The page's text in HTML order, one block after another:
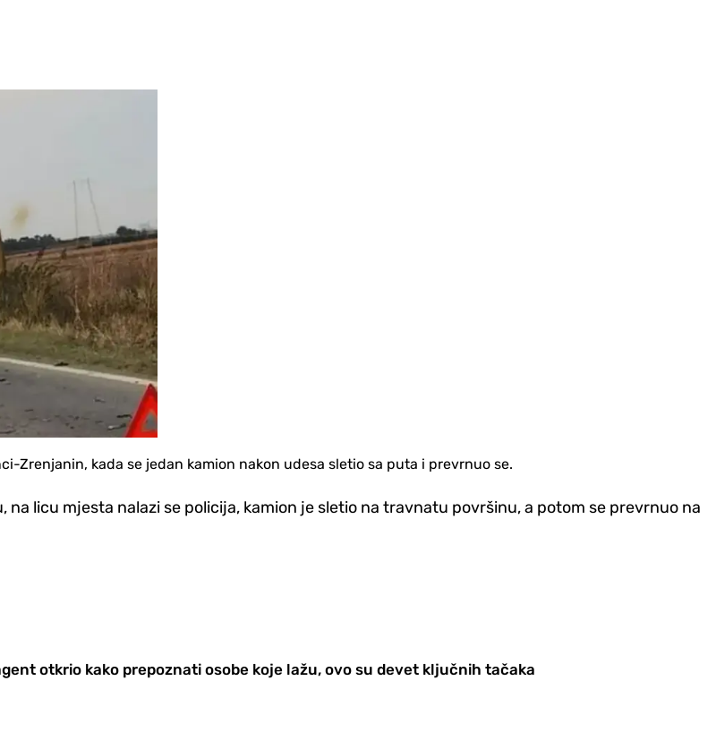
Zrenjanin, kada se jedan kamion nakon udesa sletio sa puta i prevrnuo se.
licu mjesta nalazi se policija, kamion je sletio na travnatu površinu, a potom se prevrnuo na
otkrio kako prepoznati osobe koje lažu, ovo su devet ključnih tačaka